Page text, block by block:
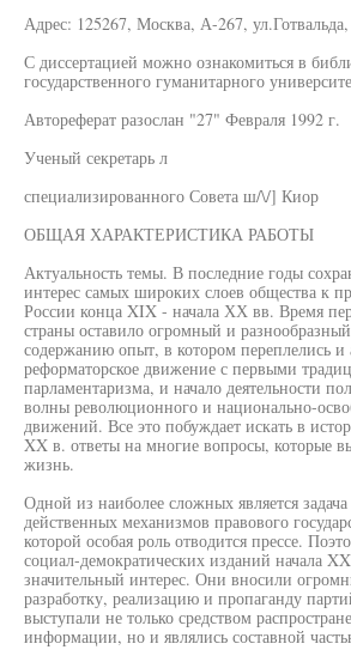
Адрес: 125267, Москва, А-267,
С диссертацией можно ознакомиться в
государственного гуманитарного
Автореферат разослан "27" Февраля 1992 г.
Ученый секретарь л
специализированного Совета ш/\/] Киор
ОБЩАЯ ХАРАКТЕРИСТИКА РАБОТЫ
Актуальность темы. В последние годы
интерес самых широких слоев общества к
России конца XIX - начала ХХ вв. Время
страны оставило огромный и
содержанию опыт, в котором переплелись и
реформаторское движение с первыми
парламентаризма, и начало деятельности
волны революционного и национально-
движений. Все это побуждает искать в
XX в. ответы на многие вопросы, которые
жизнь.
Одной из наиболее сложных является задача
действенных механизмов правового
которой особая роль отводится прессе.
социал-демократических изданий начала
значительный интерес. Они вносили
разработку, реализацию и пропаганду
выступали не только средством
информации, но и являлись составной